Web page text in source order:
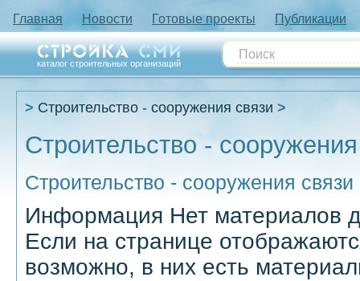
Главная Новости Готовые проекты Публикации
каталог строительных организаций
Строительство - сооружения связи
Строительство -
Строительство - сооружения связи
Информация Нет материалов
Если на странице
возможно, в них есть